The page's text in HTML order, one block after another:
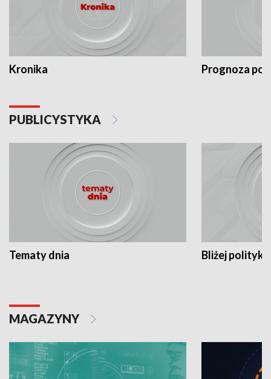
Kronika Prognoza
PUBLICYSTYKA
Tematy dnia Bliżej polityki
MAGAZYNY